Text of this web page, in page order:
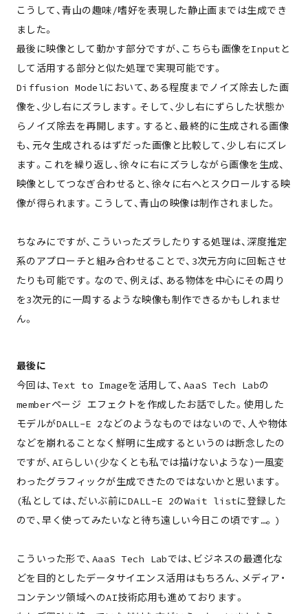
こうして、青山の趣味/嗜好を表現した静止画までは生成でき
ました。
最後に映像として動かす部分ですが、こちらも画像をInputと
して活用する部分と似た処理で実現可能です。
Diffusion Modelにおいて、ある程度までノイズ除去した画
像を、少し右にズラします。そして、少し右にずらした状態か
らノイズ除去を再開します。すると、最終的に生成される画像
も、元々生成されるはずだった画像と比較して、少し右にズレ
ます。これを繰り返し、徐々に右にズラしながら画像を生成、
映像としてつなぎ合わせると、徐々に右へとスクロールする映
像が得られます。こうして、青山の映像は制作されました。
ちなみにですが、こういったズラしたりする処理は、深度推定
系のアプローチと組み合わせることで、3次元方向に回転させ
たりも可能です。なので、例えば、ある物体を中心にその周り
を3次元的に一周するような映像も制作できるかもしれませ
ん。
最後に
今回は、Text to Imageを活用して、AaaS Tech Labの
memberページ エフェクトを作成したお話でした。使用した
モデルがDALL-E 2などのようなものではないので、人や物体
などを崩れることなく鮮明に生成するというのは断念したの
ですが、AIらしい(少なくとも私では描けないような)一風変
わったグラフィックが生成できたのではないかと思います。
(私としては、だいぶ前にDALL-E 2のWait listに登録した
ので、早く使ってみたいなと待ち遠しい今日この頃です…。)
こういった形で、AaaS Tech Labでは、ビジネスの最適化な
どを目的としたデータサイエンス活用はもちろん、メディア・
コンテンツ領域へのAI技術応用も進めております。